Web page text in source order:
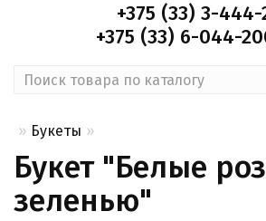
+375 (33) 3-444-
+375 (33) 6-044-
Букеты
Букет "Белые
зеленью"